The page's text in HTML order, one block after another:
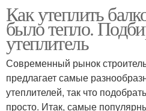
Как утеплить
было тепло.
утеплитель
Современный рынок
предлагает самые
утеплителей, так что
просто. Итак, самые